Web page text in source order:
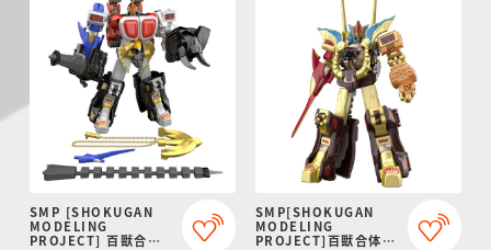
SMP [SHOKUGAN
MODELING
PROJECT] 百獣合体
SMP[SHOKUGAN
MODELING
PROJECT]百獣合体